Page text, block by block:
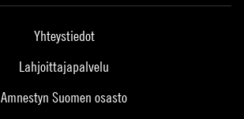
Yhteystiedot
Lahjoittajapalvelu
Amnestyn Suomen osasto